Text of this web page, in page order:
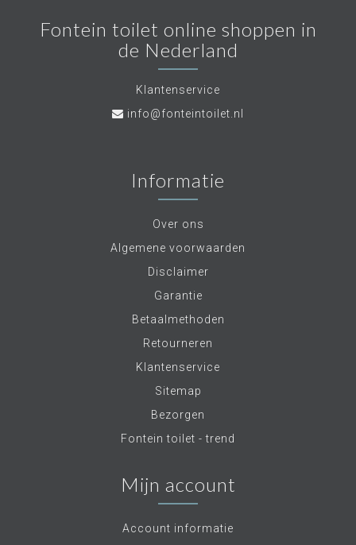
Fontein toilet online shoppen in
de Nederland
Klantenservice
info@fonteintoilet.nl
Informatie
Over ons
Algemene voorwaarden
Disclaimer
Garantie
Betaalmethoden
Retourneren
Klantenservice
Sitemap
Bezorgen
Fontein toilet - trend
Mijn account
Account informatie